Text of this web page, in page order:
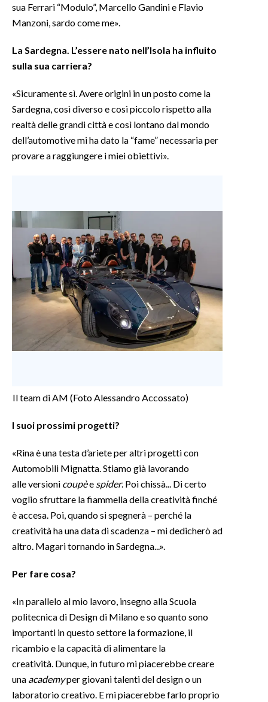
sua Ferrari “Modulo”, Marcello Gandini e Flavio
Manzoni, sardo come me».
La Sardegna. L’essere nato nell’Isola ha influito
sulla sua carriera?
«Sicuramente sì. Avere origini in un posto come la
Sardegna, così diverso e così piccolo rispetto alla
realtà delle grandi città e così lontano dal mondo
dell’automotive mi ha dato la “fame” necessaria per
provare a raggiungere i miei obiettivi».
Il team di AM (Foto Alessandro Accossato)
I suoi prossimi progetti?
«Rina è una testa d’ariete per altri progetti con
Automobili Mignatta. Stiamo già lavorando
alle versioni coupèe spider. Poi chissà... Di certo
voglio sfruttare la fiammella della creatività finché
è accesa. Poi, quando si spegnerà – perché la
creatività ha una data di scadenza – mi dedicherò ad
altro. Magari tornando in Sardegna...».
Per fare cosa?
«In parallelo al mio lavoro, insegno alla Scuola
politecnica di Design di Milano e so quanto sono
importanti in questo settore la formazione, il
ricambio e la capacità di alimentare la
creatività. Dunque, in futuro mi piacerebbe creare
una academyper giovani talenti del design o un
laboratorio creativo. E mi piacerebbe farlo proprio